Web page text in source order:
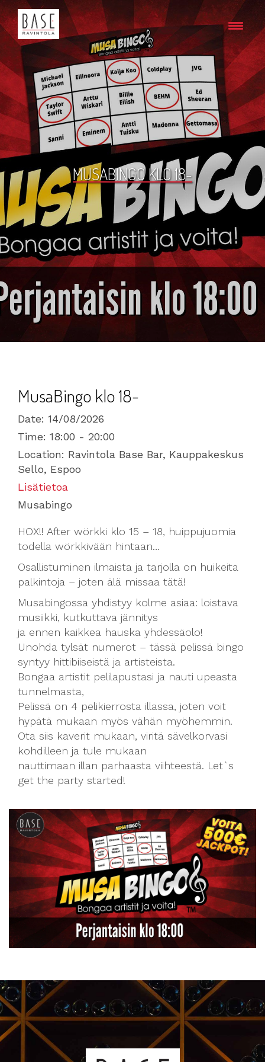
MUSABINGO KLO 18-
MusaBingo klo 18-
Date: 14/08/2026
Time: 18:00 - 20:00
Location: Ravintola Base Bar, Kauppakeskus
Sello, Espoo
Lisätietoa
Musabingo
HOX!! After wörkki klo 15 – 18, huippujuomia
todella wörkkivään hintaan…
Osallistuminen ilmaista ja tarjolla on huikeita
palkintoja – joten älä missaa tätä!
Musabingossa yhdistyy kolme asiaa: loistava
musiikki, kutkuttava jännitys
ja ennen kaikkea hauska yhdessäolo!
Unohda tylsät numerot – tässä pelissä bingo
syntyy hittibiiseistä ja artisteista.
Bongaa artistit pelilapustasi ja nauti upeasta
tunnelmasta,
Pelissä on 4 pelikierrosta illassa, joten voit
hypätä mukaan myös vähän myöhemmin.
Ota siis kaverit mukaan, viritä sävelkorvasi
kohdilleen ja tule mukaan
nauttimaan illan parhaasta viihteestä. Let`s
get the party started!